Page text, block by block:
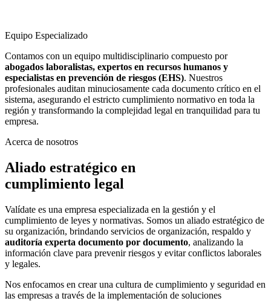
Equipo Especializado
Contamos con un equipo multidisciplinario compuesto por
abogados laboralistas, expertos en recursos humanos y
especialistas en prevención de riesgos (EHS). Nuestros
profesionales auditan minuciosamente cada documento crítico en el
sistema, asegurando el estricto cumplimiento normativo en toda la
región y transformando la complejidad legal en tranquilidad para tu
empresa.
Acerca de nosotros
Aliado estratégico en
cumplimiento legal
Valídate es una empresa especializada en la gestión y el
cumplimiento de leyes y normativas. Somos un aliado estratégico de
su organización, brindando servicios de organización, respaldo y
auditoría experta documento por documento, analizando la
información clave para prevenir riesgos y evitar conflictos laborales
y legales.
Nos enfocamos en crear una cultura de cumplimiento y seguridad en
las empresas a través de la implementación de soluciones